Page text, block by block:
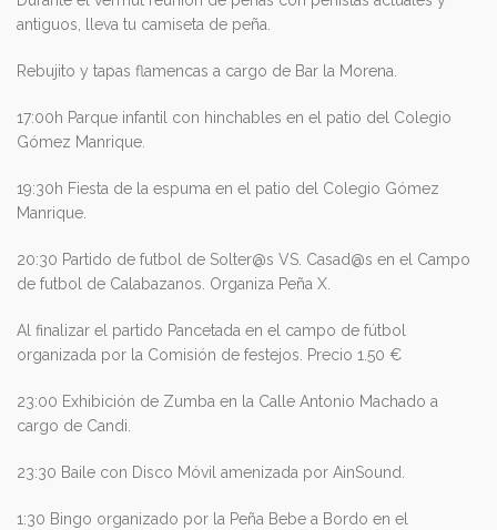
antiguos, lleva tu camiseta de peña.
Rebujito y tapas flamencas a cargo de Bar la Morena.
17:00h Parque infantil con hinchables en el patio del Colegio
Gómez Manrique.
19:30h Fiesta de la espuma en el patio del Colegio Gómez
Manrique.
20:30 Partido de futbol de Solter@s VS. Casad@s en el Campo
de futbol de Calabazanos. Organiza Peña X.
Al finalizar el partido Pancetada en el campo de fútbol
organizada por la Comisión de festejos. Precio 1.50 €
23:00 Exhibición de Zumba en la Calle Antonio Machado a
cargo de Candi.
23:30 Baile con Disco Móvil amenizada por AinSound.
1:30 Bingo organizado por la Peña Bebe a Bordo en el